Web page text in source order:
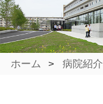
ホーム > 病院紹介